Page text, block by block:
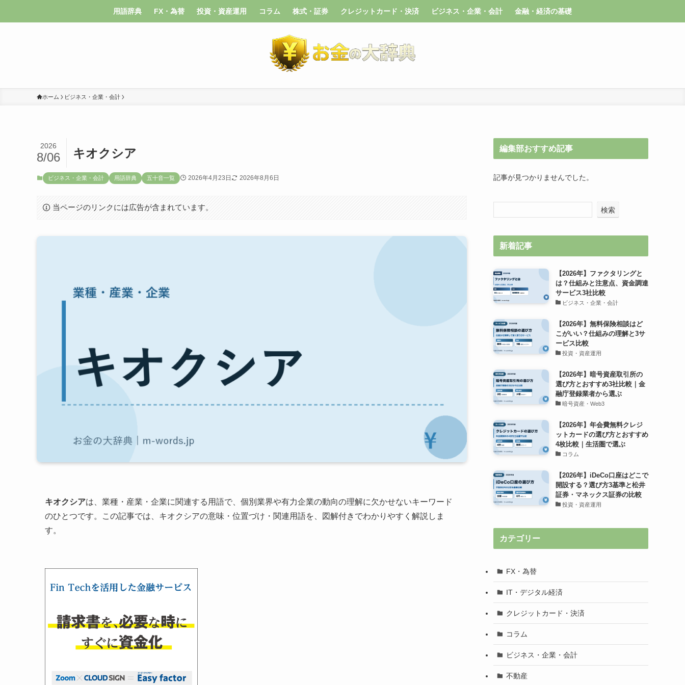
用語辞典 FX・為替 投資・資産運用 コラム 株式・証券 クレジットカード・決済 ビジネス・企業・会計 金融・経済の基礎
ホーム ビジネス・企業・会計
キオクシア
2026
8/06
ビジネス・企業・会計 用語辞典 五十音一覧 2026年4月23日 2026年8月6日
当ページのリンクには広告が含まれています。
キオクシアは、業種・産業・企業に関連する用語で、個別業界や有力企業の動向の理解に欠かせないキーワード
のひとつです。この記事では、キオクシアの意味・位置づけ・関連用語を、図解付きでわかりやすく解説しま
す。
編集部おすすめ記事
記事が見つかりませんでした。
検索
新着記事
【2026年】ファクタリングと
は？仕組みと注意点、資金調達
サービス3社比較
ビジネス・企業・会計
【2026年】無料保険相談はど
こがいい？仕組みの理解と3サ
ービス比較
投資・資産運用
【2026年】暗号資産取引所の
選び方とおすすめ3社比較｜金
融庁登録業者から選ぶ
暗号資産・Web3
【2026年】年会費無料クレジ
ットカードの選び方とおすすめ
4枚比較｜生活圏で選ぶ
コラム
【2026年】iDeCo口座はどこで
開設する？選び方3基準と松井
証券・マネックス証券の比較
投資・資産運用
カテゴリー
FX・為替
IT・デジタル経済
クレジットカード・決済
コラム
ビジネス・企業・会計
不動産